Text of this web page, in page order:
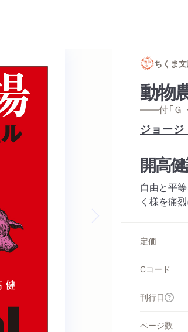
ちくま
動物
——付「Ｇ
ジョー
開高
自由と平
く様を痛
定価
Cコード
刊行日
ページ数